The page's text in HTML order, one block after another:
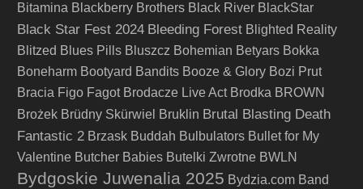
Bitamina Blackberry Brothers Black River BlackStar
Black Star Fest 2024 Bleeding Forest Blighted Reality
Blitzed Blues Pills Bluszcz Bohemian Betyars Bokka
Boneharm Bootyard Bandits Booze & Glory Bozi Prut
Bracia Figo Fagot Brodacze Live Act Brodka BROWN
Brożek Brüdny Skürwiel Bruklin Brutal Blasting Death
Fantastic 2 Brzask Buddah Bulbulators Bullet for My
Valentine Butcher Babies Butelki Zwrotne BWLN
Bydgoskie Juwenalia 2025 Bydzia.com Band